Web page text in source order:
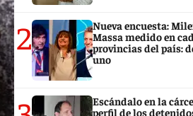
2
Nueva encuesta:
Massa medido en
provincias del país:
uno
Escándalo en la
perfil de los